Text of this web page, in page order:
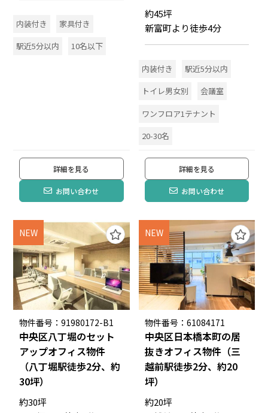
内装付き
家具付き
駅近5分以内
10名以下
詳細を見る
お問い合わせ
約45坪
新富町より徒歩4分
内装付き
駅近5分以内
トイレ男女別
会議室
ワンフロア1テナント
20-30名
詳細を見る
お問い合わせ
NEW
物件番号：91980172-B1
中央区八丁堀のセット
アップオフィス物件
（八丁堀駅徒歩2分、約
30坪）
約30坪
NEW
物件番号：61084171
中央区日本橋本町の居
抜きオフィス物件（三
越前駅徒歩2分、約20
坪）
約20坪